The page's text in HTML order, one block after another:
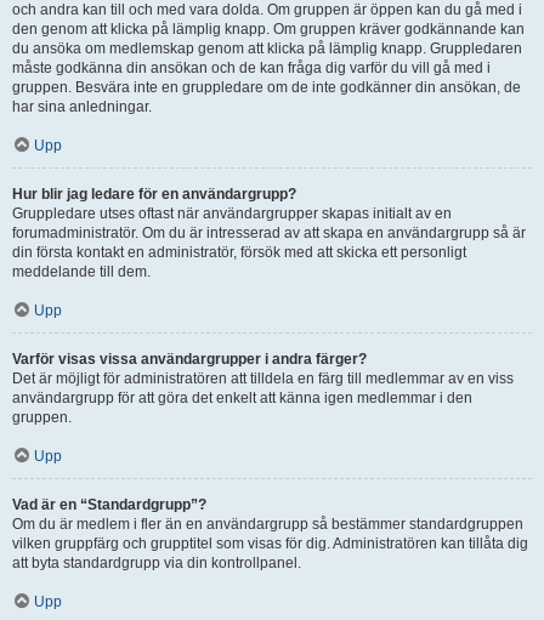
och andra kan till och med vara dolda. Om gruppen är öppen kan du gå med i
den genom att klicka på lämplig knapp. Om gruppen kräver godkännande kan
du ansöka om medlemskap genom att klicka på lämplig knapp. Gruppledaren
måste godkänna din ansökan och de kan fråga dig varför du vill gå med i
gruppen. Besvära inte en gruppledare om de inte godkänner din ansökan, de
har sina anledningar.
Upp
Hur blir jag ledare för en användargrupp?
Gruppledare utses oftast när användargrupper skapas initialt av en
forumadministratör. Om du är intresserad av att skapa en användargrupp så är
din första kontakt en administratör, försök med att skicka ett personligt
meddelande till dem.
Upp
Varför visas vissa användargrupper i andra färger?
Det är möjligt för administratören att tilldela en färg till medlemmar av en viss
användargrupp för att göra det enkelt att känna igen medlemmar i den
gruppen.
Upp
Vad är en “Standardgrupp”?
Om du är medlem i fler än en användargrupp så bestämmer standardgruppen
vilken gruppfärg och grupptitel som visas för dig. Administratören kan tillåta dig
att byta standardgrupp via din kontrollpanel.
Upp